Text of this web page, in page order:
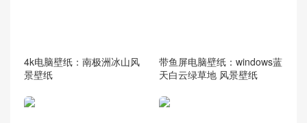
4k电脑壁纸：南极洲冰山风
景壁纸
带鱼屏电脑壁纸：windows蓝
天白云绿草地 风景壁纸